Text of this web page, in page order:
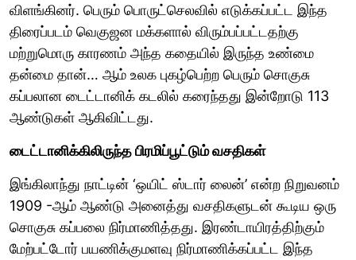
விளங்கினர். பெரும் பொருட்செலவில் எடுக்கப்பட்ட இந்த
திரைப்படம் வெகுஜன மக்களால் விரும்பப்பட்டதற்கு
மற்றுமொரு காரணம் அந்த கதையில் இருந்த உண்மை
தன்மை தான்… ஆம் உலக புகழ்பெற்ற பெரும் சொகுசு
கப்பலான டைட்டானிக் கடலில் கரைந்தது இன்றோடு 113
ஆண்டுகள் ஆகிவிட்டது.
டைட்டானிக்கிலிருந்த பிரமிப்பூட்டும் வசதிகள்
இங்கிலாந்து நாட்டின் ‘ஒயிட் ஸ்டார் லைன்’ என்ற நிறுவனம்
1909 -ஆம் ஆண்டு அனைத்து வசதிகளுடன் கூடிய ஒரு
சொகுசு கப்பலை நிர்மாணித்தது. இரண்டாயிரத்திற்கும்
மேற்பட்டோர் பயணிக்குமளவு நிர்மாணிக்கப்பட்ட இந்த